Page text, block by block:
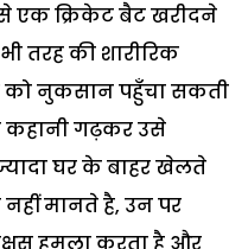
एक क्रिकेट बैट खरीदने
तरह की शारीरिक
को नुकसान पहुँचा सकती
कहानी गढ़कर उसे
घर के बाहर खेलते
मानते है, उन पर
हमला करता है और